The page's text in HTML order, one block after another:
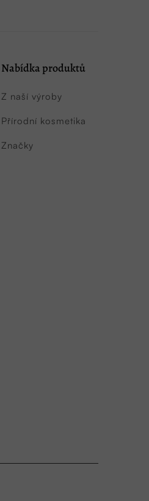
Nabídka produktů
Z naší výroby
Přírodní kosmetika
Značky